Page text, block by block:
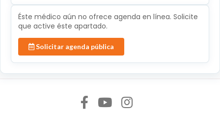
Éste médico aún no ofrece agenda en línea. Solicite
que active éste apartado.
Solicitar agenda pública